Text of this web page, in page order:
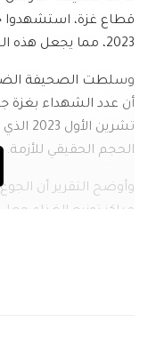
2023، مما يجعل هذه الحرب الأكثر دموية في القرن الـ21.
وسلطت الصحيفة
تشرين
الحجم الحقيقي للأزمة.
وأوضح التقرير أن
مراكز توزيع الغذاء
الباحثين هذا الأسبوع،